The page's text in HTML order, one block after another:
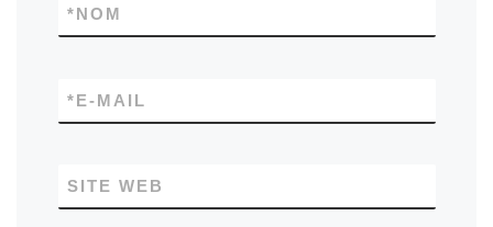
NOM
*
E-MAIL
*
SITE WEB